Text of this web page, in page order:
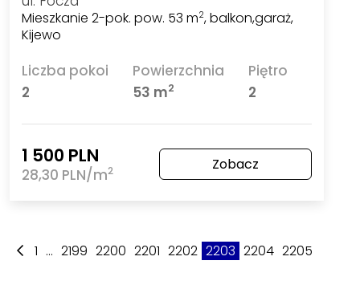
Mieszkanie 2-pok. pow. 53 m2, balkon,garaż,
Kijewo
Liczba pokoi
2
Powierzchnia
53 m2
Piętro
2
1 500 PLN
28,30 PLN/m2 Zobacz
1 ... 2199 2200 2201 2202 2203 2204 2205